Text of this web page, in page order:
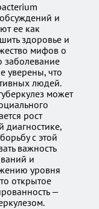
и
ее как
здоровье и
мифов о
заболевание
уверены, что
людей.
может
рост
диагностике,
с этой
важность
и
уровня
открытое
—